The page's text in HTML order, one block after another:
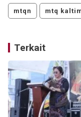
mtqn mtq
Terkait